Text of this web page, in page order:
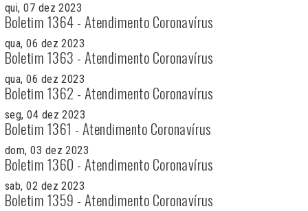
qui, 07 dez 2023
Boletim 1364 - Atendimento Coronavírus
qua, 06 dez 2023
Boletim 1363 - Atendimento Coronavírus
qua, 06 dez 2023
Boletim 1362 - Atendimento Coronavírus
seg, 04 dez 2023
Boletim 1361 - Atendimento Coronavírus
dom, 03 dez 2023
Boletim 1360 - Atendimento Coronavírus
sab, 02 dez 2023
Boletim 1359 - Atendimento Coronavírus